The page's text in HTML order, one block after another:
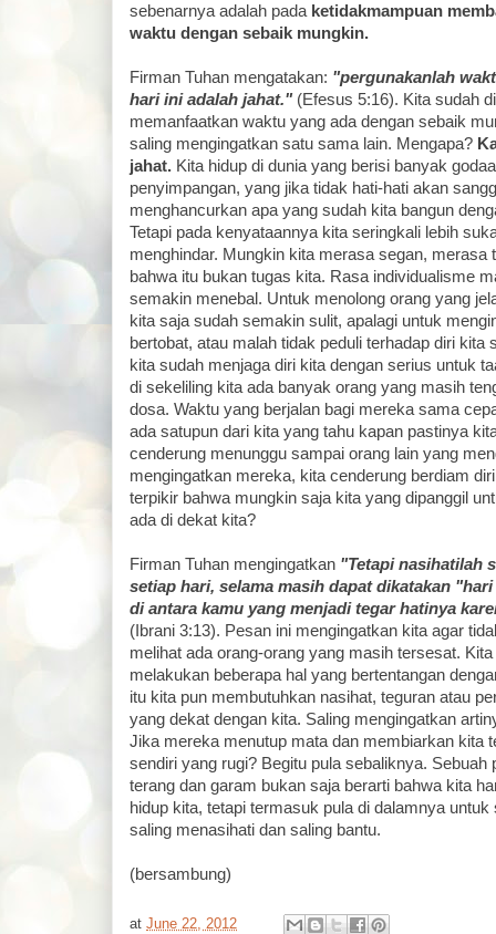
sebenarnya adalah pada ketidakmampuan
waktu dengan sebaik mungkin.
Firman Tuhan mengatakan: "pergunakanlah
hari ini adalah jahat." (Efesus 5:16). Kita sudah
memanfaatkan waktu yang ada dengan sebaik
saling mengingatkan satu sama lain. Mengapa?
jahat. Kita hidup di dunia yang berisi banyak
penyimpangan, yang jika tidak hati-hati akan
menghancurkan apa yang sudah kita bangun
Tetapi pada kenyataannya kita seringkali lebih
menghindar. Mungkin kita merasa segan, merasa
bahwa itu bukan tugas kita. Rasa individualisme
semakin menebal. Untuk menolong orang yang
kita saja sudah semakin sulit, apalagi untuk
bertobat, atau malah tidak peduli terhadap diri kita
kita sudah menjaga diri kita dengan serius untuk
di sekeliling kita ada banyak orang yang masih
dosa. Waktu yang berjalan bagi mereka sama
ada satupun dari kita yang tahu kapan pastinya
cenderung menunggu sampai orang lain yang
mengingatkan mereka, kita cenderung berdiam
terpikir bahwa mungkin saja kita yang dipanggil
ada di dekat kita?
Firman Tuhan mengingatkan "Tetapi nasihatilah
setiap hari, selama masih dapat dikatakan
di antara kamu yang menjadi tegar hatinya
(Ibrani 3:13). Pesan ini mengingatkan kita agar
melihat ada orang-orang yang masih tersesat.
melakukan beberapa hal yang bertentangan
itu kita pun membutuhkan nasihat, teguran atau
yang dekat dengan kita. Saling mengingatkan
Jika mereka menutup mata dan membiarkan kita
sendiri yang rugi? Begitu pula sebaliknya. Sebuah
terang dan garam bukan saja berarti bahwa kita
hidup kita, tetapi termasuk pula di dalamnya
saling menasihati dan saling bantu.
(bersambung)
at June 22, 2012